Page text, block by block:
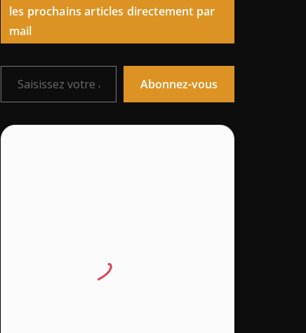
les prochains articles directement par
mail
Saisissez votre adresse e-mail…
Abonnez-vous